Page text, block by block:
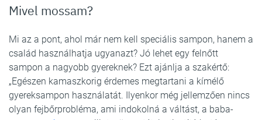
Mivel mossam?
Mi az a pont, ahol már nem kell speciális sampon, hanem a
család használhatja ugyanazt? Jó lehet egy felnőtt
sampon a nagyobb gyereknek? Ezt ajánlja a szakértő:
„Egészen kamaszkorig érdemes megtartani a kímélő
gyereksampon használatát. Ilyenkor még jellemzően nincs
olyan fejbőrprobléma, ami indokolná a váltást, a baba-